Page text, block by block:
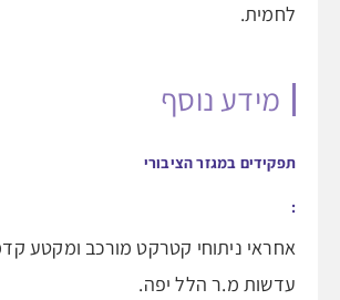
לחמית.
מידע נוסף
תפקידים במגזר הציבורי
:
אחראי ניתוחי קטרקט מורכב ומקטע
עדשות מ.ר הלל יפה.